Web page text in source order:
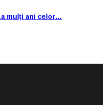
mulţi ani celor…